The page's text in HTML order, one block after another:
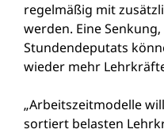
regelmäßig mit
werden. Eine
Stundendeputats
wieder mehr
„Arbeitszeitmodelle
sortiert belasten